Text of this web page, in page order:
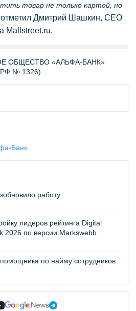
товар не только картой, но
Дмитрий Шашкин, CEO
Mallstreet.ru.
ОБЩЕСТВО «АЛЬФА-БАНК»
РФ № 1326)
Банк
работу
лидеров рейтинга Digital
2026 по версии Markswebb
по найму сотрудников